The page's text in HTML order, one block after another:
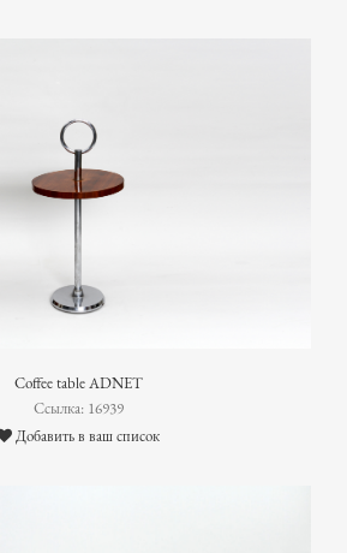
Coffee table ADNET
Ссылка: 16939
Добавить в ваш список